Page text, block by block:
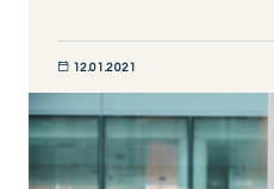
12.01.2021
JETZT ENTDECKEN